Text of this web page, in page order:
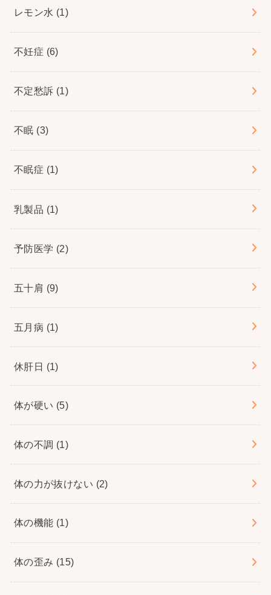
レモン水 (1)
不妊症 (6)
不定愁訴 (1)
不眠 (3)
不眠症 (1)
乳製品 (1)
予防医学 (2)
五十肩 (9)
五月病 (1)
休肝日 (1)
体が硬い (5)
体の不調 (1)
体の力が抜けない (2)
体の機能 (1)
体の歪み (15)